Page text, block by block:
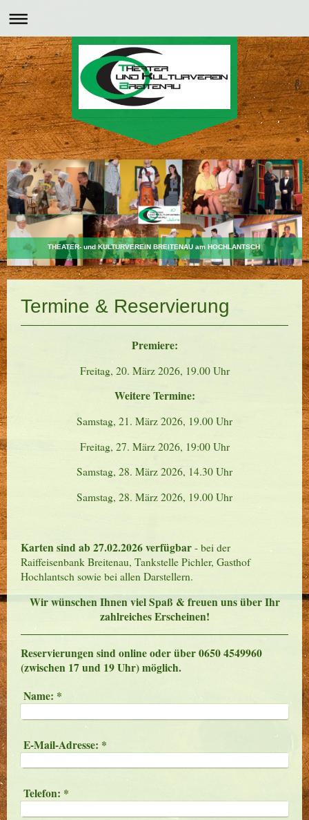
THEATER- und KULTURVEREIN BREITENAU am HOCHLANTSCH
Termine & Reservierung
Premiere:
Freitag, 20. März 2026, 19.00 Uhr
Weitere Termine:
Samstag, 21. März 2026, 19.00 Uhr
Freitag, 27. März 2026, 19:00 Uhr
Samstag, 28. März 2026, 14.30 Uhr
Samstag, 28. März 2026, 19.00 Uhr
Karten sind ab 27.02.2026 verfügbar - bei der
Raiffeisenbank Breitenau, Tankstelle Pichler, Gasthof
Hochlantsch sowie bei allen Darstellern.
Wir wünschen Ihnen viel Spaß & freuen uns über Ihr
zahlreiches Erscheinen!
Reservierungen sind online oder über 0650 4549960
(zwischen 17 und 19 Uhr) möglich.
Name: *
E-Mail-Adresse: *
Telefon: *